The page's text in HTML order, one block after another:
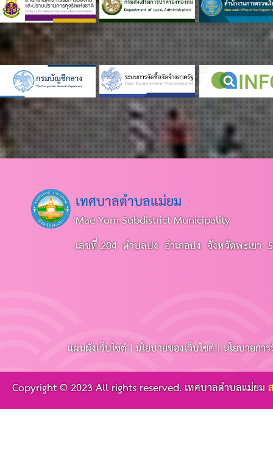
เทศบาลตำบลแม่ยม
Mae Yom Subdistrict Municipality
เลขที่ 204 ตำบลปง อำเภอปง จังหวัดพะเยา
แผนผังเว็บไซต์|นโยบายของเว็บไซต์|นโยบายกา
Copyright © 2023 All rights reserved.เทศบาลตำบลแม่ยม